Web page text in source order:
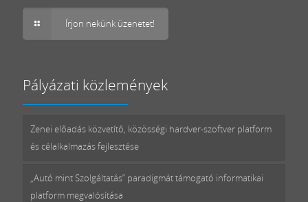
Írjon nekünk üzenetet!
Pályázati közlemények
Zenei előadás közvetítő, közösségi hardver-szoftver platform
és célalkalmazás fejlesztése
„Autó mint Szolgáltatás” paradigmát támogató informatikai
platform megvalósítása